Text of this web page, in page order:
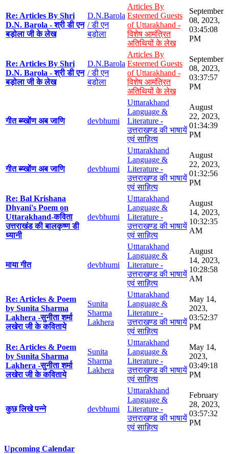
Re: Articles By Shri
D.N. Barola - श्री डी एन
बड़ोला जी के लेख
D.N.Barola
/ डी एन
बड़ोला
Articles By
Esteemed Guests
of Uttarakhand -
विशेष आमंत्रित
अतिथियों के लेख
September
08, 2023,
03:45:08
PM
Re: Articles By Shri
D.N. Barola - श्री डी एन
बड़ोला जी के लेख
D.N.Barola
/ डी एन
बड़ोला
Articles By
Esteemed Guests
of Uttarakhand -
विशेष आमंत्रित
अतिथियों के लेख
September
08, 2023,
03:37:57
PM
गीत ब्य्खोंण अब जाणि devbhumi
Utttarakhand
Language &
Literature -
उत्तराखण्ड की भाषायें
एवं साहित्य
August
22, 2023,
01:34:39
PM
गीत ब्य्खोंण अब जाणि devbhumi
Utttarakhand
Language &
Literature -
उत्तराखण्ड की भाषायें
एवं साहित्य
August
22, 2023,
01:32:56
PM
Re: Bal Krishana
Dhyani's Poem on
Uttarakhand-कविता
उत्तराखंड की बालकृष्ण डी
ध्यानी
devbhumi
Utttarakhand
Language &
Literature -
उत्तराखण्ड की भाषायें
एवं साहित्य
August
14, 2023,
10:32:35
AM
माया गीत devbhumi
Utttarakhand
Language &
Literature -
उत्तराखण्ड की भाषायें
एवं साहित्य
August
14, 2023,
10:28:58
AM
Re: Articles & Poem
by Sunita Sharma
Lakhera -सुनीता शर्मा
लखेरा जी के कविताये
Sunita
Sharma
Lakhera
Utttarakhand
Language &
Literature -
उत्तराखण्ड की भाषायें
एवं साहित्य
May 14,
2023,
03:52:37
PM
Re: Articles & Poem
by Sunita Sharma
Lakhera -सुनीता शर्मा
लखेरा जी के कविताये
Sunita
Sharma
Lakhera
Utttarakhand
Language &
Literature -
उत्तराखण्ड की भाषायें
एवं साहित्य
May 14,
2023,
03:49:18
PM
कुछ लिखे पन्ने devbhumi
Utttarakhand
Language &
Literature -
उत्तराखण्ड की भाषायें
एवं साहित्य
February
28, 2023,
03:57:32
PM
Upcoming Calendar